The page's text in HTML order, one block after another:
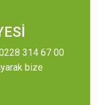
314 67 00
bize